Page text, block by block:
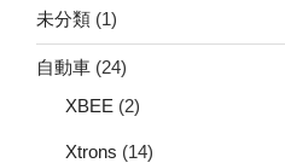
未分類 (1)
自動車 (24)
XBEE (2)
Xtrons (14)